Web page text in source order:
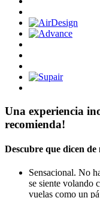
Una experiencia
recomienda!
Descubre que dicen de
Sensacional. No
se siente volando
vuelas como un